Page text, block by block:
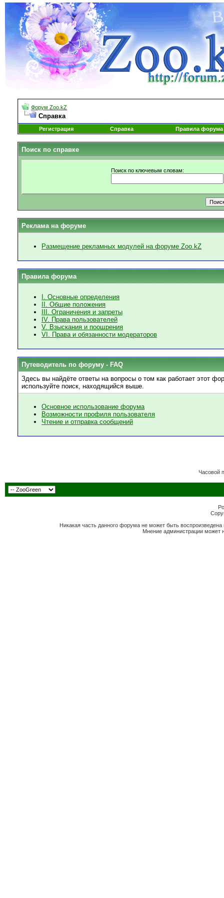
Форум Zoo.kZ
Справка
Регистрация Справка Правила форума
Поиск по справке
Поиск по ключевым словам:
Реклама на форуме
Размещение рекламных модулей на форуме Zoo.kZ
Правила форума
I. Основные определения
II. Общие положения
III. Ограничения и запреты
IV. Права пользователей
V. Взыскания и поощрения
VI. Права и обязанности модераторов
Путеводитель по форуму - FAQ
Здесь вы найдёте ответы на вопросы о том как работает этот
используйте поиск, находящийся выше.
Основное использование форума
Возможности профиля пользователя
Чтение и отправка сообщений
Часовой
Никакая часть данного форума не может быть
Мнение администрации может